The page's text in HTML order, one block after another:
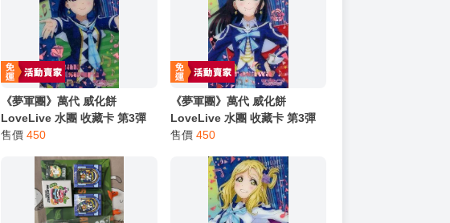
《夢軍團》萬代 威化餅
LoveLive 水團 收藏卡 第3彈
金屬質感卡 No.03r 松浦果南
售價 450
《夢軍團》萬代 威化餅
LoveLive 水團 收藏卡 第3彈
金屬質感卡 No.04r 黑澤黛雅
售價 450